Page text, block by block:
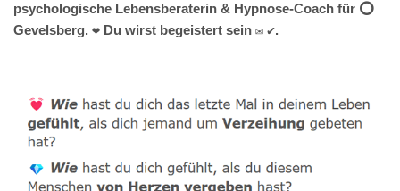
psychologische Lebensberaterin & Hypnose-Coach für ⭕
Gevelsberg. ❤ Du wirst begeistert sein ✉ ✔.